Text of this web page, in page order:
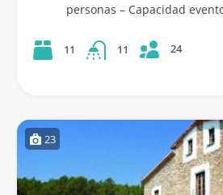
personas – Capacidad
11 11 24
23